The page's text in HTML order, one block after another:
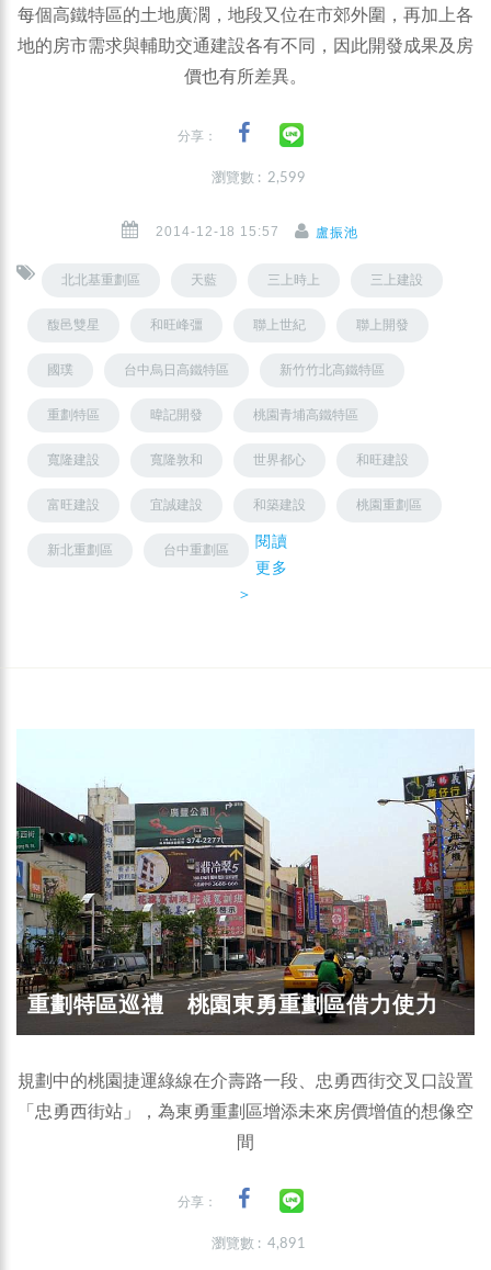
每個高鐵特區的土地廣濶，地段又位在市郊外圍，再加上各
地的房市需求與輔助交通建設各有不同，因此開發成果及房
價也有所差異。
分享：
瀏覽數 : 2,599
2014-12-18 15:57 盧振池
北北基重劃區 天藍 三上時上 三上建設
馥邑雙星 和旺峰彊 聯上世紀 聯上開發
國璞 台中烏日高鐵特區 新竹竹北高鐵特區
重劃特區 暐記開發 桃園青埔高鐵特區
寬隆建設 寬隆敦和 世界都心 和旺建設
富旺建設 宜誠建設 和築建設 桃園重劃區
新北重劃區 台中重劃區
閱讀
更多
＞
重劃特區巡禮 桃園東勇重劃區借力使力
規劃中的桃園捷運綠線在介壽路一段、忠勇西街交叉口設置
「忠勇西街站」，為東勇重劃區增添未來房價增值的想像空
間
分享：
瀏覽數 : 4,891